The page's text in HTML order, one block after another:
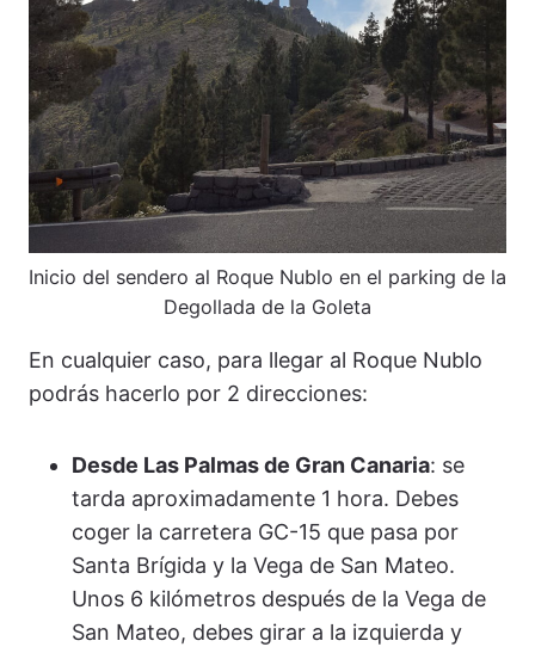
Inicio del sendero al Roque Nublo en el parking de la
Degollada de la Goleta
En cualquier caso, para llegar al Roque Nublo
podrás hacerlo por 2 direcciones:
Desde Las Palmas de Gran Canaria: se
tarda aproximadamente 1 hora. Debes
coger la carretera GC-15 que pasa por
Santa Brígida y la Vega de San Mateo.
Unos 6 kilómetros después de la Vega de
San Mateo, debes girar a la izquierda y